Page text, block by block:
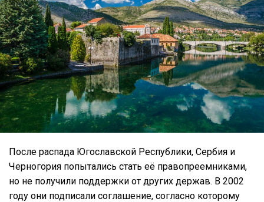
После распада Югославской Республики, Сербия и
Черногория попытались стать её правопреемниками,
но не получили поддержки от других держав. В 2002
году они подписали соглашение, согласно которому